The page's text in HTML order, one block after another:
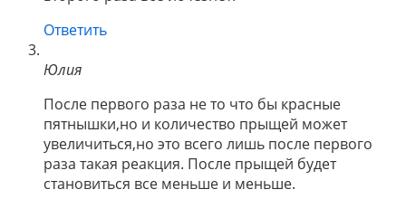
Ответить
Юлия
После первого раза не то что бы красные
пятнышки,но и количество прыщей может
увеличиться,но это всего лишь после первого
раза такая реакция. После прыщей будет
становиться все меньше и меньше.